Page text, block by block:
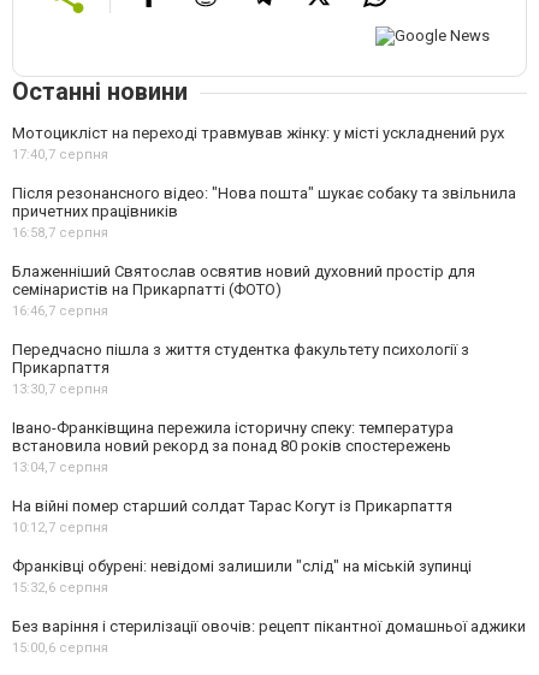
Останні новини
Мотоцикліст на переході травмував жінку: у місті ускладнений рух
17:40, 7 серпня
Після резонансного відео: "Нова пошта" шукає собаку та звільнила
причетних працівників
16:58, 7 серпня
Блаженніший Святослав освятив новий духовний простір для
семінаристів на Прикарпатті (ФОТО)
16:46, 7 серпня
Передчасно пішла з життя студентка факультету психології з
Прикарпаття
13:30, 7 серпня
Івано-Франківщина пережила історичну спеку: температура
встановила новий рекорд за понад 80 років спостережень
13:04, 7 серпня
На війні помер старший солдат Тарас Когут із Прикарпаття
10:12, 7 серпня
Франківці обурені: невідомі залишили "слід" на міській зупинці
15:32, 6 серпня
Без варіння і стерилізації овочів: рецепт пікантної домашньої аджики
15:00, 6 серпня